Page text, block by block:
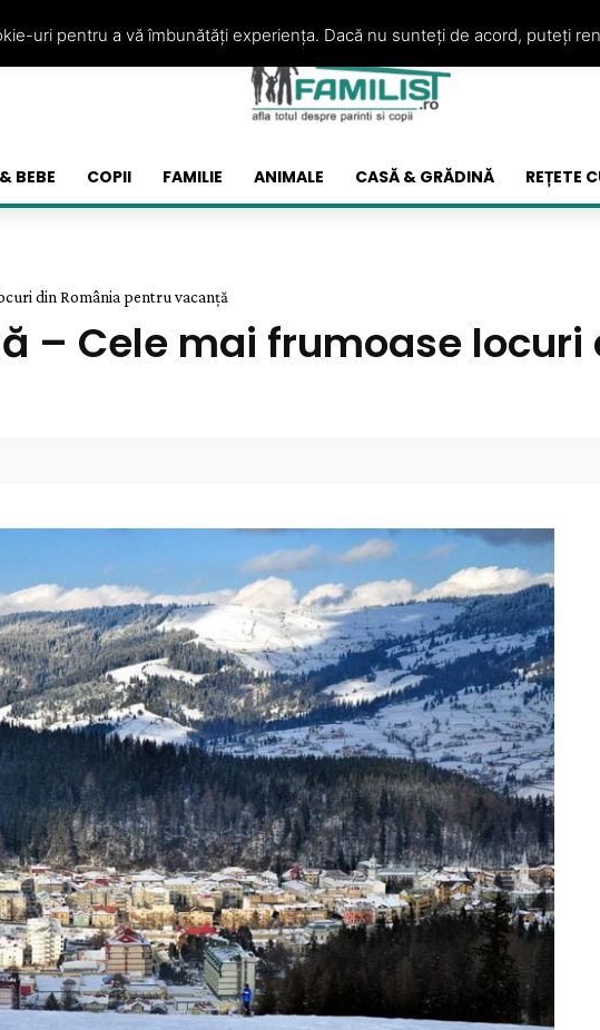
BEBE COPII FAMILIE ANIMALE CASĂ & GRĂDINĂ REȚETE
din România pentru vacanță
– Cele mai frumoase
uri pentru a vă îmbunătăți experiența. Dacă nu sunteți de acord, puteți